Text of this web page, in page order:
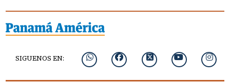
SIGUENOS EN: